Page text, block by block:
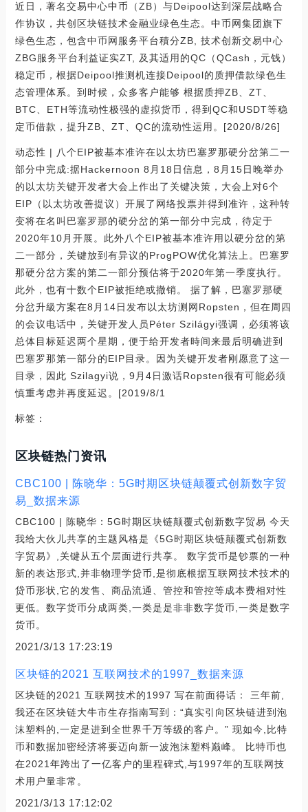
近日，著名交易中心中币（ZB）与Deipool达到深层战略合
作协议，共创区块链技术金融业绿色生态。中币网集团旗下
绿色生态，包含中币网服务平台積分ZB, 技术创新交易中心
ZBG服务平台利益证实ZT, 及其适用的QC（QCash，元钱）
稳定币，根据Deipool推测机连接Deipool的质押借款绿色生
态管理体系。到时候，众多客户能够 根据质押ZB、ZT、
BTC、ETH等流动性极强的虚拟货币，得到QC和USDT等稳
定币借款，提升ZB、ZT、QC的流动性运用。[2020/8/26]
动态性 | 八个EIP被基本准许在以太坊巴塞罗那硬分岔第二一
部分中完成:据Hackernoon 8月18日信息，8月15日晚举办
的以太坊关键开发者大会上作出了关键决策，大会上对6个
EIP（以太坊改善提议）开展了网络投票并得到准许，这种转
变将在名叫巴塞罗那的硬分岔的第一部分中完成，待定于
2020年10月开展。此外八个EIP被基本准许用以硬分岔的第
二一部分，关键放到有异议的ProgPOW优化算法上。巴塞罗
那硬分岔方案的第二一部分预估将于2020年第一季度执行。
此外，也有十数个EIP被拒绝或撤销。 据了解，巴塞罗那硬
分岔升級方案在8月14日发布以太坊测网Ropsten，但在周四
的会议电话中，关键开发人员Péter Szilágyi强调，必须将该
总体目标延迟两个星期，便于给开发者時间来最后明确进到
巴塞罗那第一部分的EIP目录。因为关键开发者刚愿意了这一
目录，因此 Szilagyi说，9月4日激话Ropsten很有可能必须
慎重考虑并再度延迟。[2019/8/1
标签：
区块链热门资讯
CBC100 | 陈晓华：5G时期区块链颠覆式创新数字贸
易_数据来源
CBC100 | 陈晓华：5G时期区块链颠覆式创新数字贸易 今天
我给大伙儿共享的主题风格是《5G时期区块链颠覆式创新数
字贸易》,关键从五个层面进行共享。 数字货币是钞票的一种
新的表达形式,并非物理学贷币,是彻底根据互联网技术技术的
贷币形状,它的发售、商品流通、管控和管控等成本费相对性
更低。数字货币分成两类,一类是是非非数字货币,一类是数字
货币。
2021/3/13 17:23:19
区块链的2021 互联网技术的1997_数据来源
区块链的2021 互联网技术的1997 写在前面得话： 三年前,
我还在区块链大牛市生存指南写到：“真实引向区块链进到泡
沫塑料的,一定是进到全世界千万等级的客户。” 现如今,比特
币和数据加密经济将要迈向新一波泡沫塑料巅峰。 比特币也
在2021年跨出了一亿客户的里程碑式,与1997年的互联网技
术用户量非常。
2021/3/13 17:12:02